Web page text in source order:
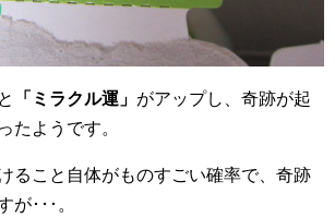
「ミラクル運」 がアップし、奇跡が起
たようです。
ること自体がものすごい確率で、奇跡
が･･･。